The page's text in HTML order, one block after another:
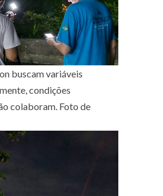
buscam variáveis
condições
colaboram. Foto de